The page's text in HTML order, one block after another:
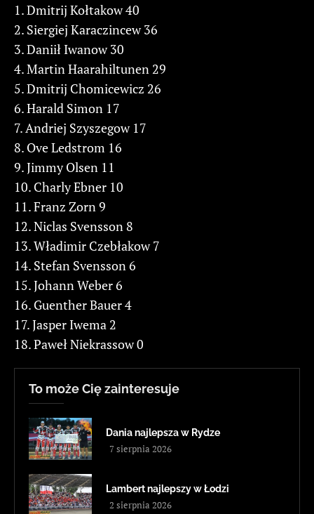
1. Dmitrij Kołtakow 40
2. Siergiej Karaczincew 36
3. Daniił Iwanow 30
4. Martin Haarahiltunen 29
5. Dmitrij Chomicewicz 26
6. Harald Simon 17
7. Andriej Szyszegow 17
8. Ove Ledstrom 16
9. Jimmy Olsen 11
10. Charly Ebner 10
11. Franz Zorn 9
12. Niclas Svensson 8
13. Władimir Czebłakow 7
14. Stefan Svensson 6
15. Johann Weber 6
16. Guenther Bauer 4
17. Jasper Iwema 2
18. Paweł Niekrassow 0
To może Cię zainteresuje
Dania najlepsza w Rydze
7 sierpnia 2026
Lambert najlepszy w Łodzi
2 sierpnia 2026